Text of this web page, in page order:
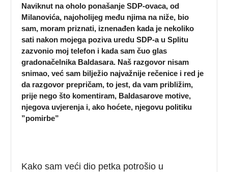
Naviknut na oholo ponašanje SDP-ovaca, od
Milanovića, najoholijeg među njima na niže, bio
sam, moram priznati, iznenađen kada je nekoliko
sati nakon mojega poziva uredu SDP-a u Splitu
zazvonio moj telefon i kada sam čuo glas
gradonačelnika Baldasara. Naš razgovor nisam
snimao, već sam bilježio najvažnije rečenice i red je
da razgovor prepričam, to jest, da vam približim,
prije nego što komentiram, Baldasarove motive,
njegova uvjerenja i, ako hoćete, njegovu politiku
”pomirbe”
Kako sam veći dio petka potrošio u